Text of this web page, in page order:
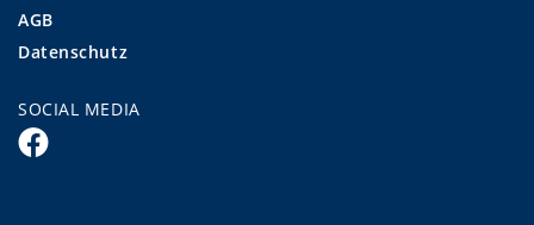
AGB
Datenschutz
SOCIAL MEDIA